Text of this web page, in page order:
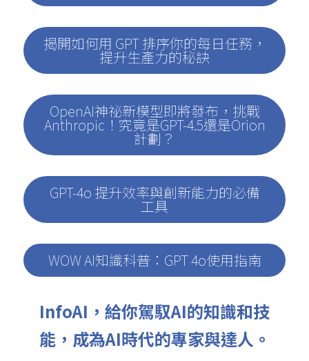
揭開如何用 GPT 排序你的每日任務，
提升生產力的秘訣
OpenAI神祕新模型即將發布，挑戰
Anthropic！究竟是GPT-4.5還是Orion
計劃？
GPT-4o 提升效率與創新能力的必備
工具
WOW AI知識科普：GPT 4o使用指南
InfoAI，給你駕馭AI的知識和技
能，成為AI時代的專家與達人。